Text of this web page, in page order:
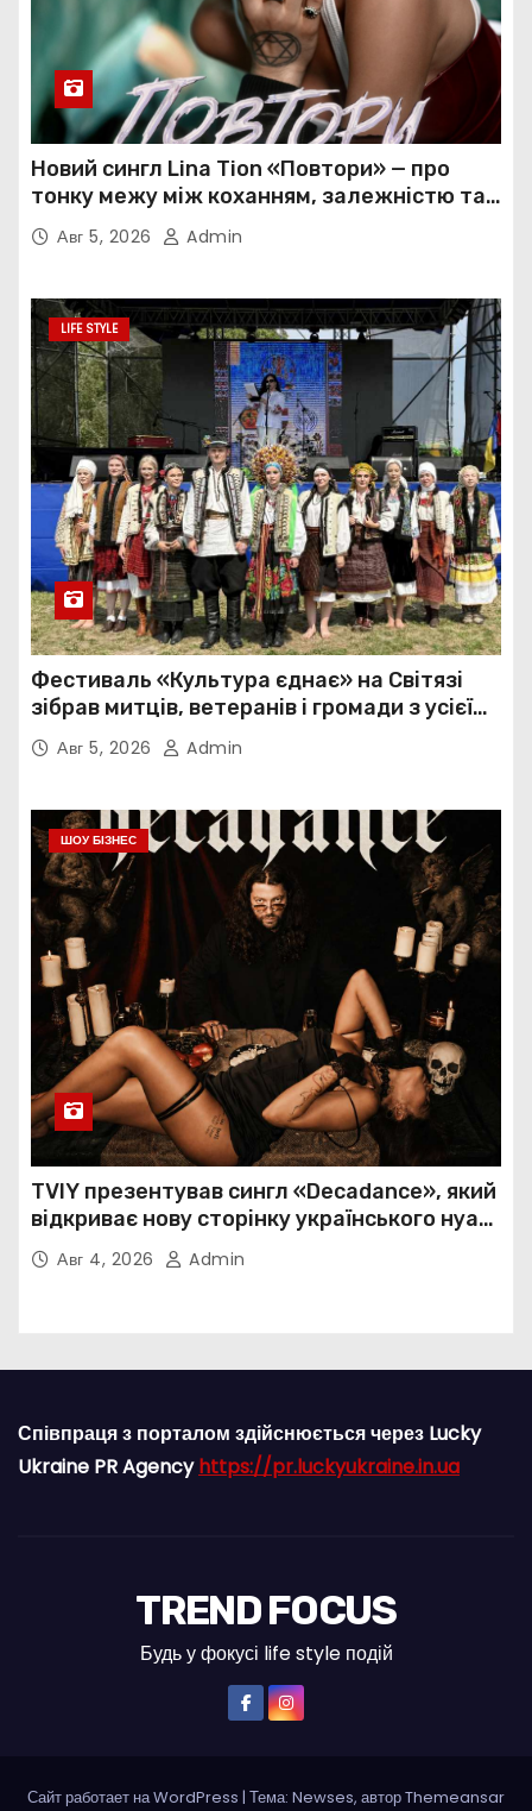
Новий сингл Lina Tion «Повтори» — про
тонку межу між коханням, залежністю та
нав’язливою прив’язаністю
Авг 5, 2026 Admin
LIFE STYLE
Фестиваль «Культура єднає» на Світязі
зібрав митців, ветеранів і громади з усієї
України
Авг 5, 2026 Admin
ШОУ БІЗНЕС
TVIY презентував сингл «Decadance», який
відкриває нову сторінку українського нуар-
попуАвг 4, 2026 Admin
Співпраця з порталом здійснюється через Lucky
Ukraine PR Agencyhttps://pr.luckyukraine.in.ua
TREND FOCUS
Будь у фокусі life style подій
Сайт работает на WordPress | Тема: Newses, авторThemeansar